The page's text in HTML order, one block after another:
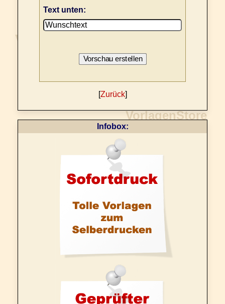
Text unten:
[Zurück]
Infobox: